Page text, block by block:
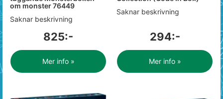
om monster 76449
Saknar beskrivning
825:-
Mer info »
Saknar beskrivning
294:-
Mer info »